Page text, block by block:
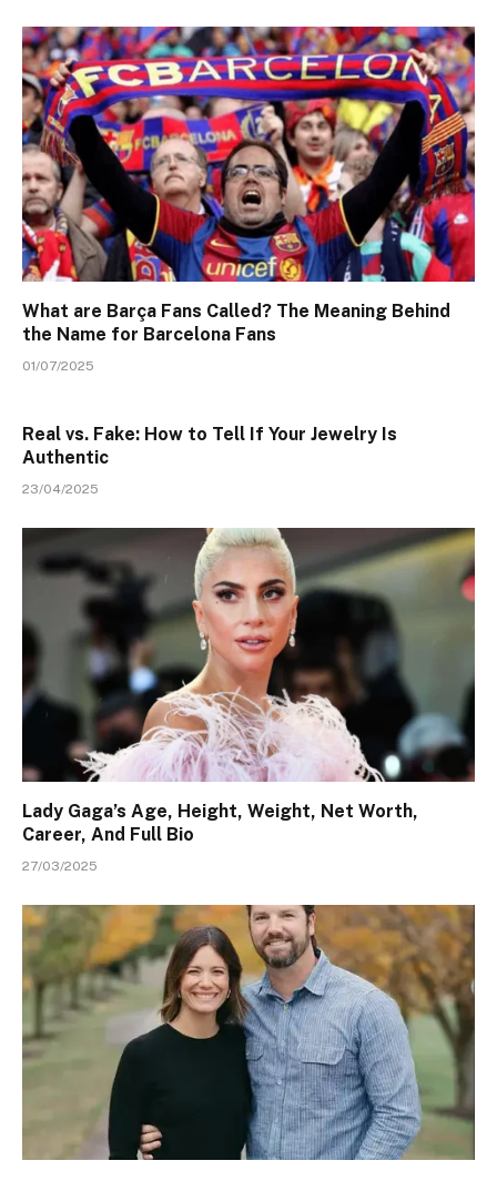
What are Barça Fans Called? The Meaning Behind
the Name for Barcelona Fans
01/07/2025
Real vs. Fake: How to Tell If Your Jewelry Is
Authentic
23/04/2025
Lady Gaga’s Age, Height, Weight, Net Worth,
Career, And Full Bio
27/03/2025